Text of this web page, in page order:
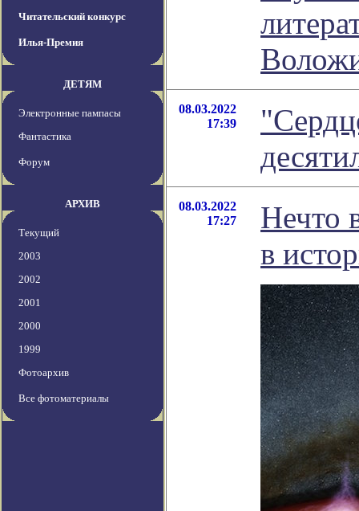
Читательский конкурс
Илья-Премия
ДЕТЯМ
Электронные пампасы
Фантастика
Форум
АРХИВ
Текущий
2003
2002
2001
2000
1999
Фотоархив
Все фотоматериалы
08.03.2022
17:39
08.03.2022
17:27
Нечто
в